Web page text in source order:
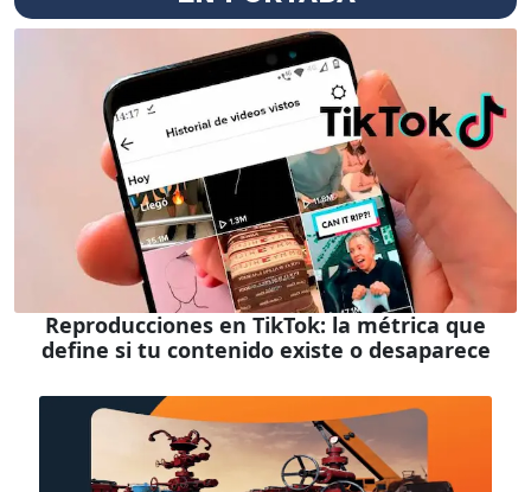
Reproducciones en TikTok: la métrica que
define si tu contenido existe o desaparece